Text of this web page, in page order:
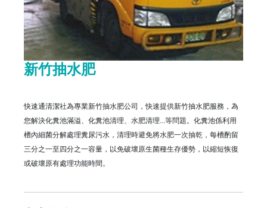
新竹抽水肥
快速通清潔社為專業新竹抽水肥公司，快速提供新竹抽水肥服務，為
您解決化糞池滿溢、化糞池清理、水肥清理...等問題。化糞池係利用
槽內細菌分解處理糞尿污水，清理時避免將水肥一次抽乾，每槽酌留
三分之一至四分之一容量，以免破壞原生菌種生存優勢，以縮短恢復
或破壞原有處理功能時間。